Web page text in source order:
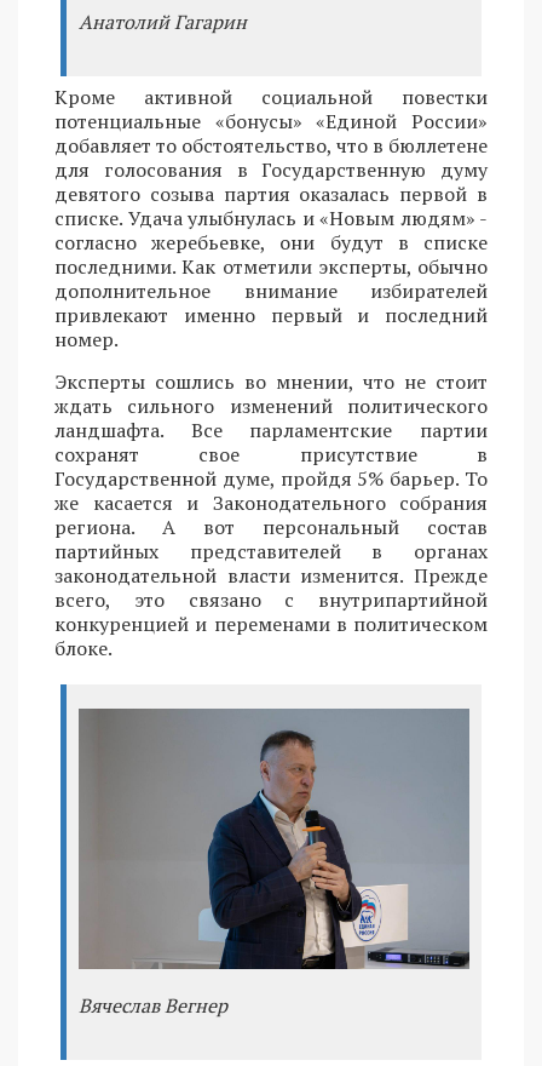
Анатолий Гагарин
Кроме активной социальной повестки
потенциальные «бонусы» «Единой России»
добавляет то обстоятельство, что в бюллетене
для голосования в Государственную думу
девятого созыва партия оказалась первой в
списке. Удача улыбнулась и «Новым людям» -
согласно жеребьевке, они будут в списке
последними. Как отметили эксперты, обычно
дополнительное внимание избирателей
привлекают именно первый и последний
номер.
Эксперты сошлись во мнении, что не стоит
ждать сильного изменений политического
ландшафта. Все парламентские партии
сохранят свое присутствие в
Государственной думе, пройдя 5% барьер. То
же касается и Законодательного собрания
региона. А вот персональный состав
партийных представителей в органах
законодательной власти изменится. Прежде
всего, это связано с внутрипартийной
конкуренцией и переменами в политическом
блоке.
Вячеслав Вегнер